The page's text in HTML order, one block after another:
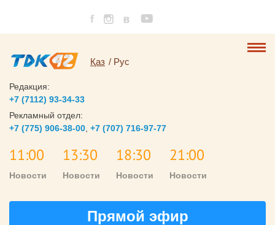
Қаз Рус
Редакция:
+7 (7112) 93-34-33
Рекламный отдел:
+7 (775) 906-38-00 +7 (707) 716-97-77
11:00
Новости
13:30
Новости
18:30
Новости
21:00
Новости
Прямой эфир